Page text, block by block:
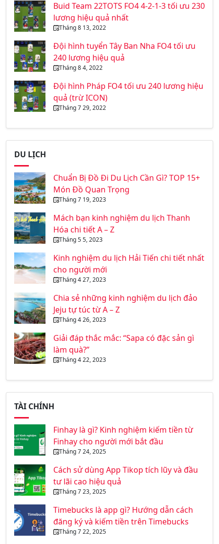
Buid Team 22TOTS FO4 4-2-1-3 tối ưu 230
lương hiệu quả nhất
Tháng 8 13, 2022
Đội hình tuyển Tây Ban Nha FO4 tối ưu
240 lương hiệu quả
Tháng 8 4, 2022
Đội hình Pháp FO4 tối ưu 240 lương hiệu
quả (trừ ICON)
Tháng 7 29, 2022
DU LỊCH
Chuẩn Bị Đồ Đi Du Lịch Cần Gì? TOP 15+
Món Đồ Quan Trọng
Tháng 7 19, 2023
Mách bạn kinh nghiệm du lịch Thanh
Hóa chi tiết A – Z
Tháng 5 5, 2023
Kinh nghiệm du lịch Hải Tiến chi tiết nhất
cho người mới
Tháng 4 27, 2023
Chia sẻ những kinh nghiệm du lịch đảo
Jeju tự túc từ A – Z
Tháng 4 26, 2023
Giải đáp thắc mắc: “Sapa có đặc sản gì
làm quà?”
Tháng 4 22, 2023
TÀI CHÍNH
Finhay là gì? Kinh nghiệm kiếm tiền từ
Finhay cho người mới bắt đầu
Tháng 7 24, 2025
Cách sử dùng App Tikop tích lũy và đầu
tư lãi cao hiệu quả
Tháng 7 23, 2025
Timebucks là app gì? Hướng dẫn cách
đăng ký và kiếm tiền trên Timebucks
Tháng 7 22, 2025